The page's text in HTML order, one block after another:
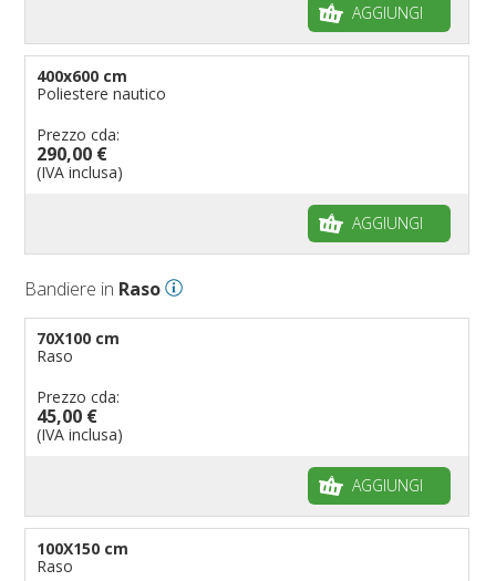
AGGIUNGI
400x600 cm
Poliestere nautico
Prezzo cda:
290,00 €
(IVA inclusa)
AGGIUNGI
Bandiere in Raso
70X100 cm
Raso
Prezzo cda:
45,00 €
(IVA inclusa)
AGGIUNGI
100X150 cm
Raso